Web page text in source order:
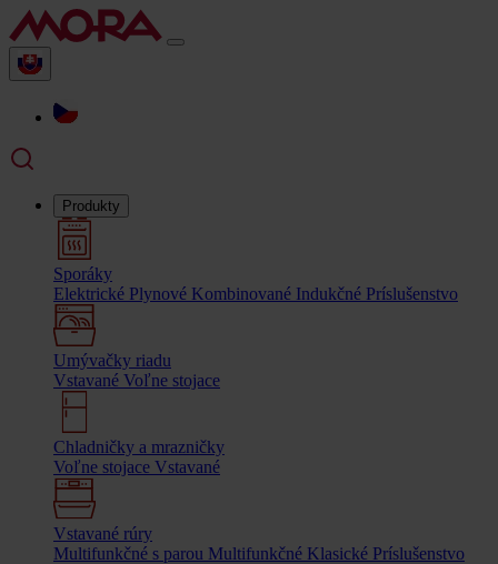
Produkty
Sporáky
Elektrické Plynové Kombinované Indukčné Príslušenstvo
Umývačky riadu
Vstavané Voľne stojace
Chladničky a mrazničky
Voľne stojace Vstavané
Vstavané rúry
Multifunkčné s parou Multifunkčné Klasické Príslušenstvo